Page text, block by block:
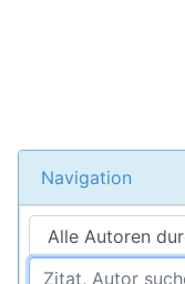
Navigation